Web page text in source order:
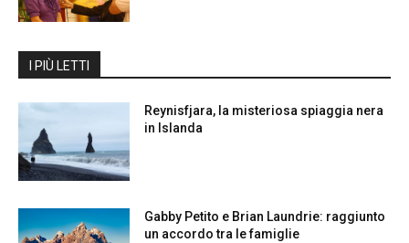
I PIÙ LETTI
Reynisfjara, la misteriosa spiaggia nera
in Islanda
Gabby Petito e Brian Laundrie: raggiunto
un accordo tra le famiglie